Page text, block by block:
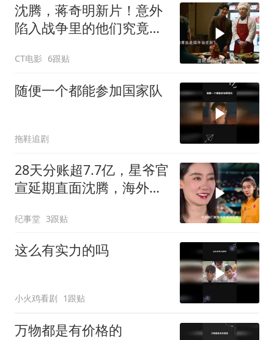
沈腾，蒋奇明新片！意外
陷入战争里的他们究竟该
CT电影 6跟贴
随便一个都能参加国家队
拖鞋追剧
28天分账超7.7亿，星爷官
宣延期直面沈腾，海外首
纪事堂 3跟贴
这么有实力的吗
小火鸡看剧 1跟贴
万物都是有价格的